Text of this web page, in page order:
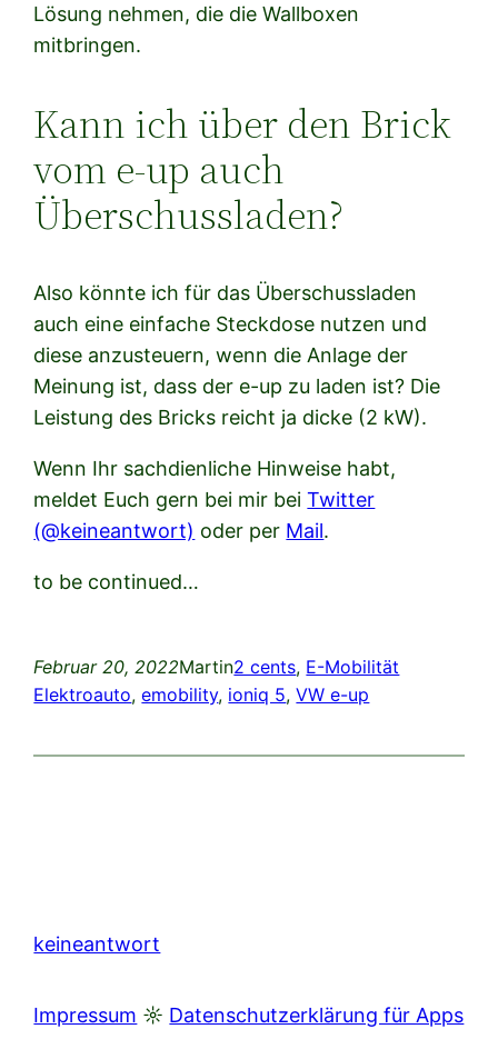
Lösung nehmen, die die Wallboxen
mitbringen.
Kann ich über den Brick
vom e-up auch
Überschussladen?
Also könnte ich für das Überschussladen
auch eine einfache Steckdose nutzen und
diese anzusteuern, wenn die Anlage der
Meinung ist, dass der e-up zu laden ist? Die
Leistung des Bricks reicht ja dicke (2 kW).
Wenn Ihr sachdienliche Hinweise habt,
meldet Euch gern bei mir beiTwitter
(@keineantwort) oder per Mail.
to be continued…
Februar 20, 2022Martin2 cents, E-Mobilität
Elektroauto, emobility, ioniq 5, VW e-up
keineantwort
Impressum ☼ Datenschutzerklärung für Apps